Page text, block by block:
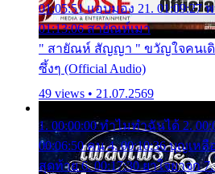
01:05:51 แอบมอง 21. 01:09:27
01:13:06 สายัณห์เมา
" สายัณห์ สัญญา " ขวัญใจคนเดิ
ซึ้งๆ (Official Audio)
49 views • 21.07.2569
1. 00:00:00 ทำไมทำฉันได้ 2.
00:06:50 คน 4. 00:10:36 บุญเห
สุดท้าย 6. 00:17:30 ยาใจยาจก